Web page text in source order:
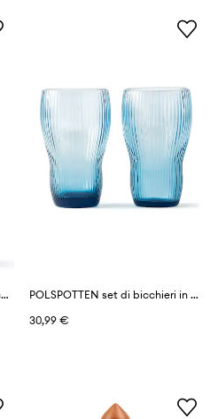
POLSPOTTEN portacandele decorativa in alluminio L
POLSPOTTEN set di bicchieri in vetro colorato
30,99 €